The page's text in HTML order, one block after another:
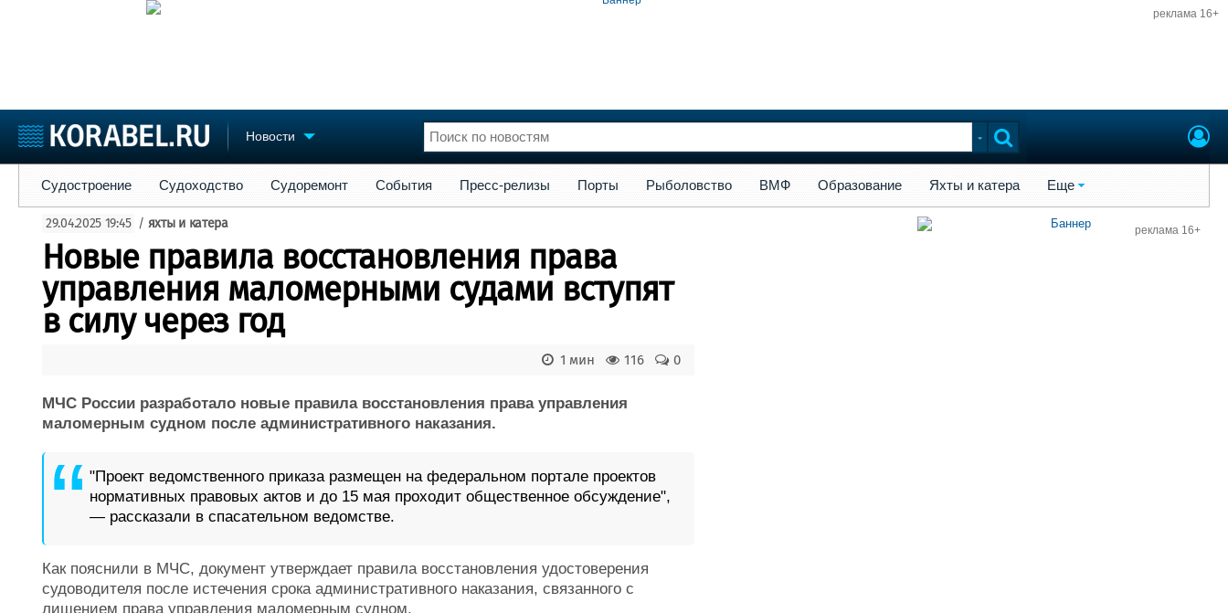
реклама 16+
Новости
Судостроение
Пульс
Новости
Репутация
Работа
Торговая площадка
Доска объявлений
Продажа флота
Оборудование
Изделия
Материалы
Услуги
Конференции
Личности
Флот
Форум
Отзывы
Все службы
Судостроение Судоходство Судоремонт События Пресс-релизы Порты Рыболовство ВМФ Образование Яхты и катера Еще
29.04.2025 19:45 / яхты и катера
Новые правила восстановления права
управления маломерными судами вступят
в силу через год
0
116
1 мин
МЧС России разработало новые правила восстановления права управления
маломерным судном после административного наказания.
"Проект ведомственного приказа размещен на федеральном портале проектов
нормативных правовых актов и до 15 мая проходит общественное обсуждение",
— рассказали в спасательном ведомстве.
Как пояснили в МЧС, документ утверждает правила восстановления удостоверения
судоводителя после истечения срока административного наказания, связанного с
лишением права управления маломерным судном.
реклама 16+